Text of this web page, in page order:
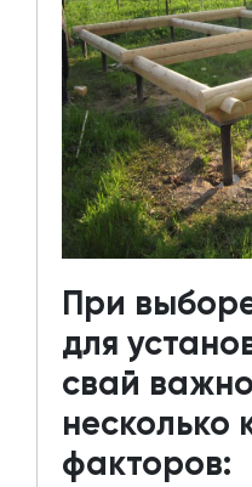
При
для
свай
несколько
факторов: